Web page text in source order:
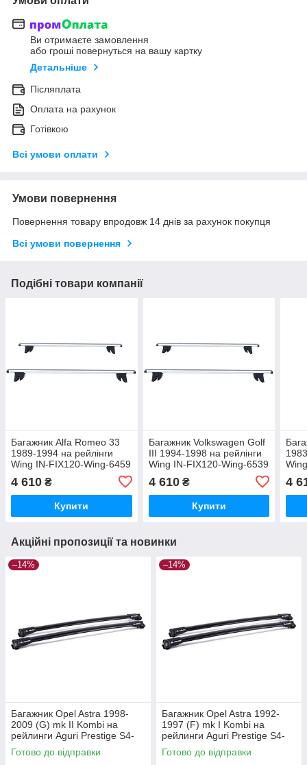
Ви отримаєте замовлення
або гроші повернуться на вашу картку
Детальніше
Післяплата
Оплата на рахунок
Готівкою
Всі умови оплати
Умови повернення
Повернення товару впродовж 14 днів за рахунок покупця
Всі умови повернення
Подібні товари компанії
Багажник Alfa Romeo 33
1989-1994 на рейлінги
Wing IN-FIX120-Wing-6459
4 610 ₴
Купити
Багажник Volkswagen Golf
III 1994-1998 на рейлінги
Wing IN-FIX120-Wing-6539
4 610₴
Купити
4
Акційні пропозиції та новинки
–14%
Багажник Opel Astra 1998-
2009 (G) mk II Kombi на
рейлинги Aguri Prestige S4-
1499B
Готово до відправки
–14%
Багажник Opel Astra 1992-
1997 (F) mk I Kombi на
рейлинги Aguri Prestige S4-
1500B
Готово до відправки